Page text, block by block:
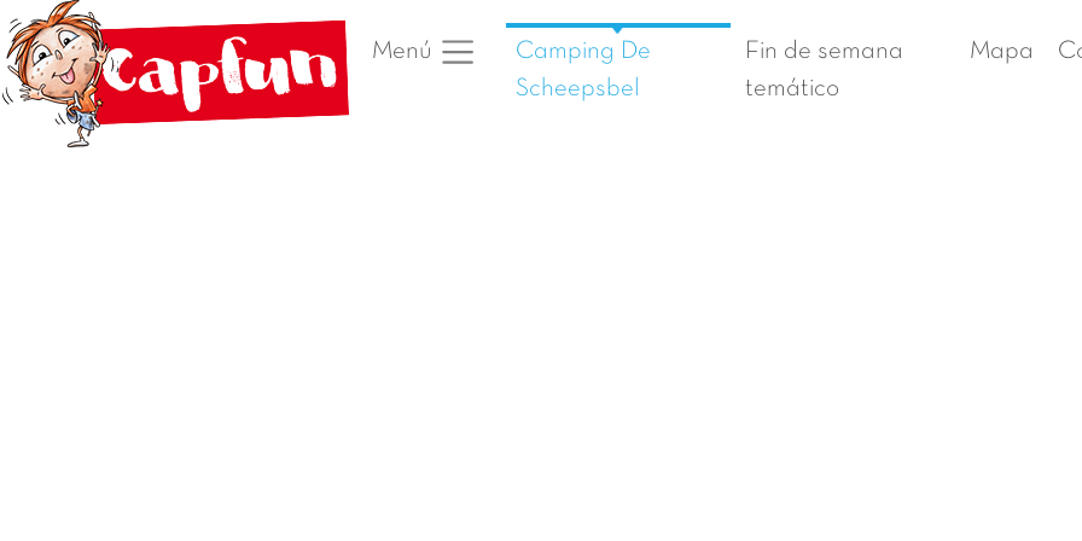
Menú
Camping De
Scheepsbel
Fin de semana
temático
Mapa